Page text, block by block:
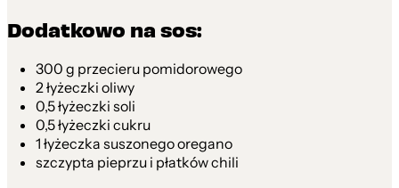
Dodatkowo na sos:
300 g przecieru pomidorowego
2 łyżeczki oliwy
0,5 łyżeczki soli
0,5 łyżeczki cukru
1 łyżeczka suszonego oregano
szczypta pieprzu i płatków chili